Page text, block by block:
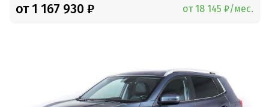
от 1 167 930 ₽ от 18 145 ₽/мес.